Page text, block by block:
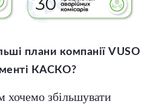
плани компанії VUSО
КАСКО?
збільшувати